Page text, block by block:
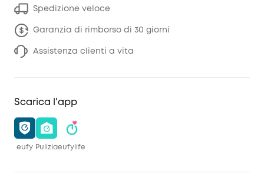
Spedizione veloce
Garanzia di rimborso di 30 giorni
Assistenza clienti a vita
Scarica l'app
eufy Puliziaeufylife